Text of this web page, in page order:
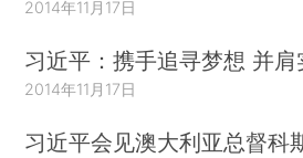
2014年11月17日
习近平：携手追寻梦想 并肩
2014年11月17日
习近平会见澳大利亚总督科